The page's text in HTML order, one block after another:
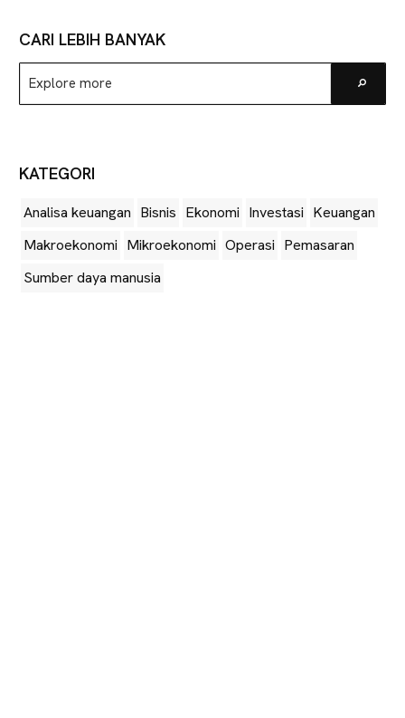
CARI LEBIH BANYAK
Explore
more
KATEGORI
Analisa keuangan Bisnis Ekonomi Investasi Keuangan
Makroekonomi Mikroekonomi Operasi Pemasaran
Sumber daya manusia